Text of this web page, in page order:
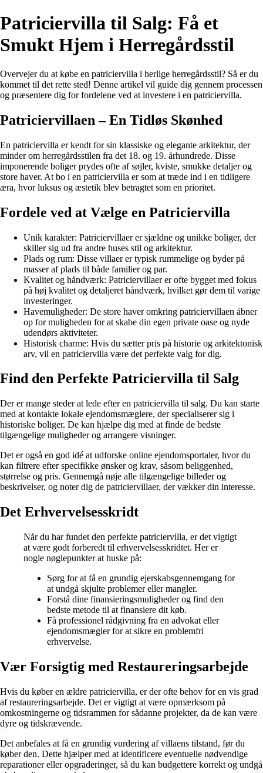
Patriciervilla til Salg: Få et
Smukt Hjem i Herregårdsstil
Overvejer du at købe en patriciervilla i herlige herregårdsstil? Så er du
kommet til det rette sted! Denne artikel vil guide dig gennem processen
og præsentere dig for fordelene ved at investere i en patriciervilla.
Patriciervillaen – En Tidløs Skønhed
En patriciervilla er kendt for sin klassiske og elegante arkitektur, der
minder om herregårdsstilen fra det 18. og 19. århundrede. Disse
imponerende boliger prydes ofte af søjler, kviste, smukke detaljer og
store haver. At bo i en patriciervilla er som at træde ind i en tidligere
æra, hvor luksus og æstetik blev betragtet som en prioritet.
Fordele ved at Vælge en Patriciervilla
Unik karakter: Patriciervillaer er sjældne og unikke boliger, der
skiller sig ud fra andre huses stil og arkitektur.
Plads og rum: Disse villaer er typisk rummelige og byder på
masser af plads til både familier og par.
Kvalitet og håndværk: Patriciervillaer er ofte bygget med fokus
på høj kvalitet og detaljeret håndværk, hvilket gør dem til varige
investeringer.
Havemuligheder: De store haver omkring patriciervillaen åbner
op for muligheden for at skabe din egen private oase og nyde
udendørs aktiviteter.
Historisk charme: Hvis du sætter pris på historie og arkitektonisk
arv, vil en patriciervilla være det perfekte valg for dig.
Find den Perfekte Patriciervilla til Salg
Der er mange steder at lede efter en patriciervilla til salg. Du kan starte
med at kontakte lokale ejendomsmæglere, der specialiserer sig i
historiske boliger. De kan hjælpe dig med at finde de bedste
tilgængelige muligheder og arrangere visninger.
Det er også en god idé at udforske online ejendomsportaler, hvor du
kan filtrere efter specifikke ønsker og krav, såsom beliggenhed,
størrelse og pris. Gennemgå nøje alle tilgængelige billeder og
beskrivelser, og noter dig de patriciervillaer, der vækker din interesse.
Det Erhvervelsesskridt
Når du har fundet den perfekte patriciervilla, er det vigtigt
at være godt forberedt til erhvervelsesskridtet. Her er
nogle nøglepunkter at huske på:
Sørg for at få en grundig ejerskabsgennemgang for
at undgå skjulte problemer eller mangler.
Forstå dine finansieringsmuligheder og find den
bedste metode til at finansiere dit køb.
Få professionel rådgivning fra en advokat eller
ejendomsmægler for at sikre en problemfri
erhvervelse.
Vær Forsigtig med Restaureringsarbejde
Hvis du køber en ældre patriciervilla, er der ofte behov for en vis grad
af restaureringsarbejde. Det er vigtigt at være opmærksom på
omkostningerne og tidsrammen for sådanne projekter, da de kan være
dyre og tidskrævende.
Det anbefales at få en grundig vurdering af villaens tilstand, før du
køber den. Dette hjælper med at identificere eventuelle nødvendige
reparationer eller opgraderinger, så du kan budgettere korrekt og undgå